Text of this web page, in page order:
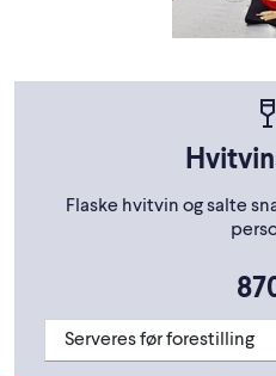
Flaske hvitvin og salte